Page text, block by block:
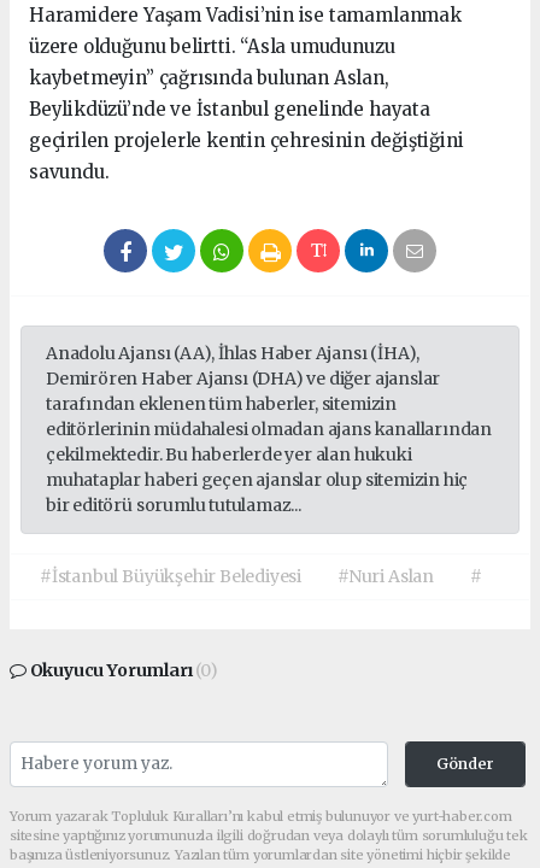
Haramidere Yaşam Vadisi’nin ise tamamlanmak
üzere olduğunu belirtti. “Asla umudunuzu
kaybetmeyin” çağrısında bulunan Aslan,
Beylikdüzü’nde ve İstanbul genelinde hayata
geçirilen projelerle kentin çehresinin değiştiğini
savundu.
Anadolu Ajansı (AA), İhlas Haber Ajansı (İHA),
Demirören Haber Ajansı (DHA) ve diğer ajanslar
tarafından eklenen tüm haberler, sitemizin
editörlerinin müdahalesi olmadan ajans kanallarından
çekilmektedir. Bu haberlerde yer alan hukuki
muhataplar haberi geçen ajanslar olup sitemizin hiç
bir editörü sorumlu tutulamaz...
#İstanbul Büyükşehir Belediyesi #Nuri Aslan #
Okuyucu Yorumları(0)
Gönder
Yorum yazarak Topluluk Kuralları’nı kabul etmiş bulunuyor ve yurt-haber.com
sitesine yaptığınız yorumunuzla ilgili doğrudan veya dolaylı tüm sorumluluğu tek
başınıza üstleniyorsunuz. Yazılan tüm yorumlardan site yönetimi hiçbir şekilde